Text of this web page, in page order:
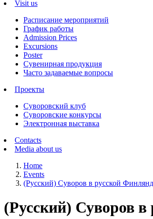
Visit us
Расписание мероприятий
График работы
Admission Prices
Excursions
Poster
Сувенирная продукция
Часто задаваемые вопросы
Проекты
Суворовский клуб
Суворовские конкурсы
Электронная выставка
Contacts
Media about us
Home
Events
(Русский) Суворов в русской
(Русский) Суворов